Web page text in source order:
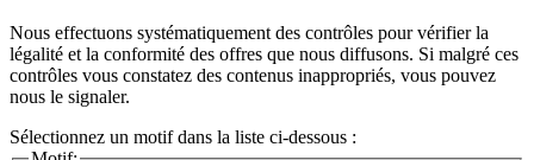
Nous effectuons systématiquement des contrôles pour vérifier la
légalité et la conformité des offres que nous diffusons. Si malgré ces
contrôles vous constatez des contenus inappropriés, vous pouvez
nous le signaler.
Sélectionnez un motif dans la liste ci-dessous :